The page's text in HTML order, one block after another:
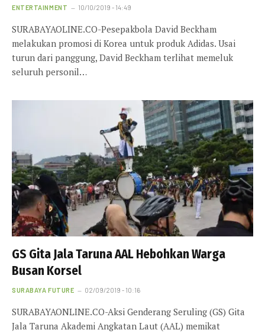
ENTERTAINMENT 10/10/2019 - 14:49
SURABAYAOLINE.CO-Pesepakbola David Beckham
melakukan promosi di Korea untuk produk Adidas. Usai
turun dari panggung, David Beckham terlihat memeluk
seluruh personil…
GS Gita Jala Taruna AAL Hebohkan Warga
Busan Korsel
SURABAYA FUTURE 02/09/2019 - 10:16
SURABAYAONLINE.CO-Aksi Genderang Seruling (GS) Gita
Jala Taruna Akademi Angkatan Laut (AAL) memikat